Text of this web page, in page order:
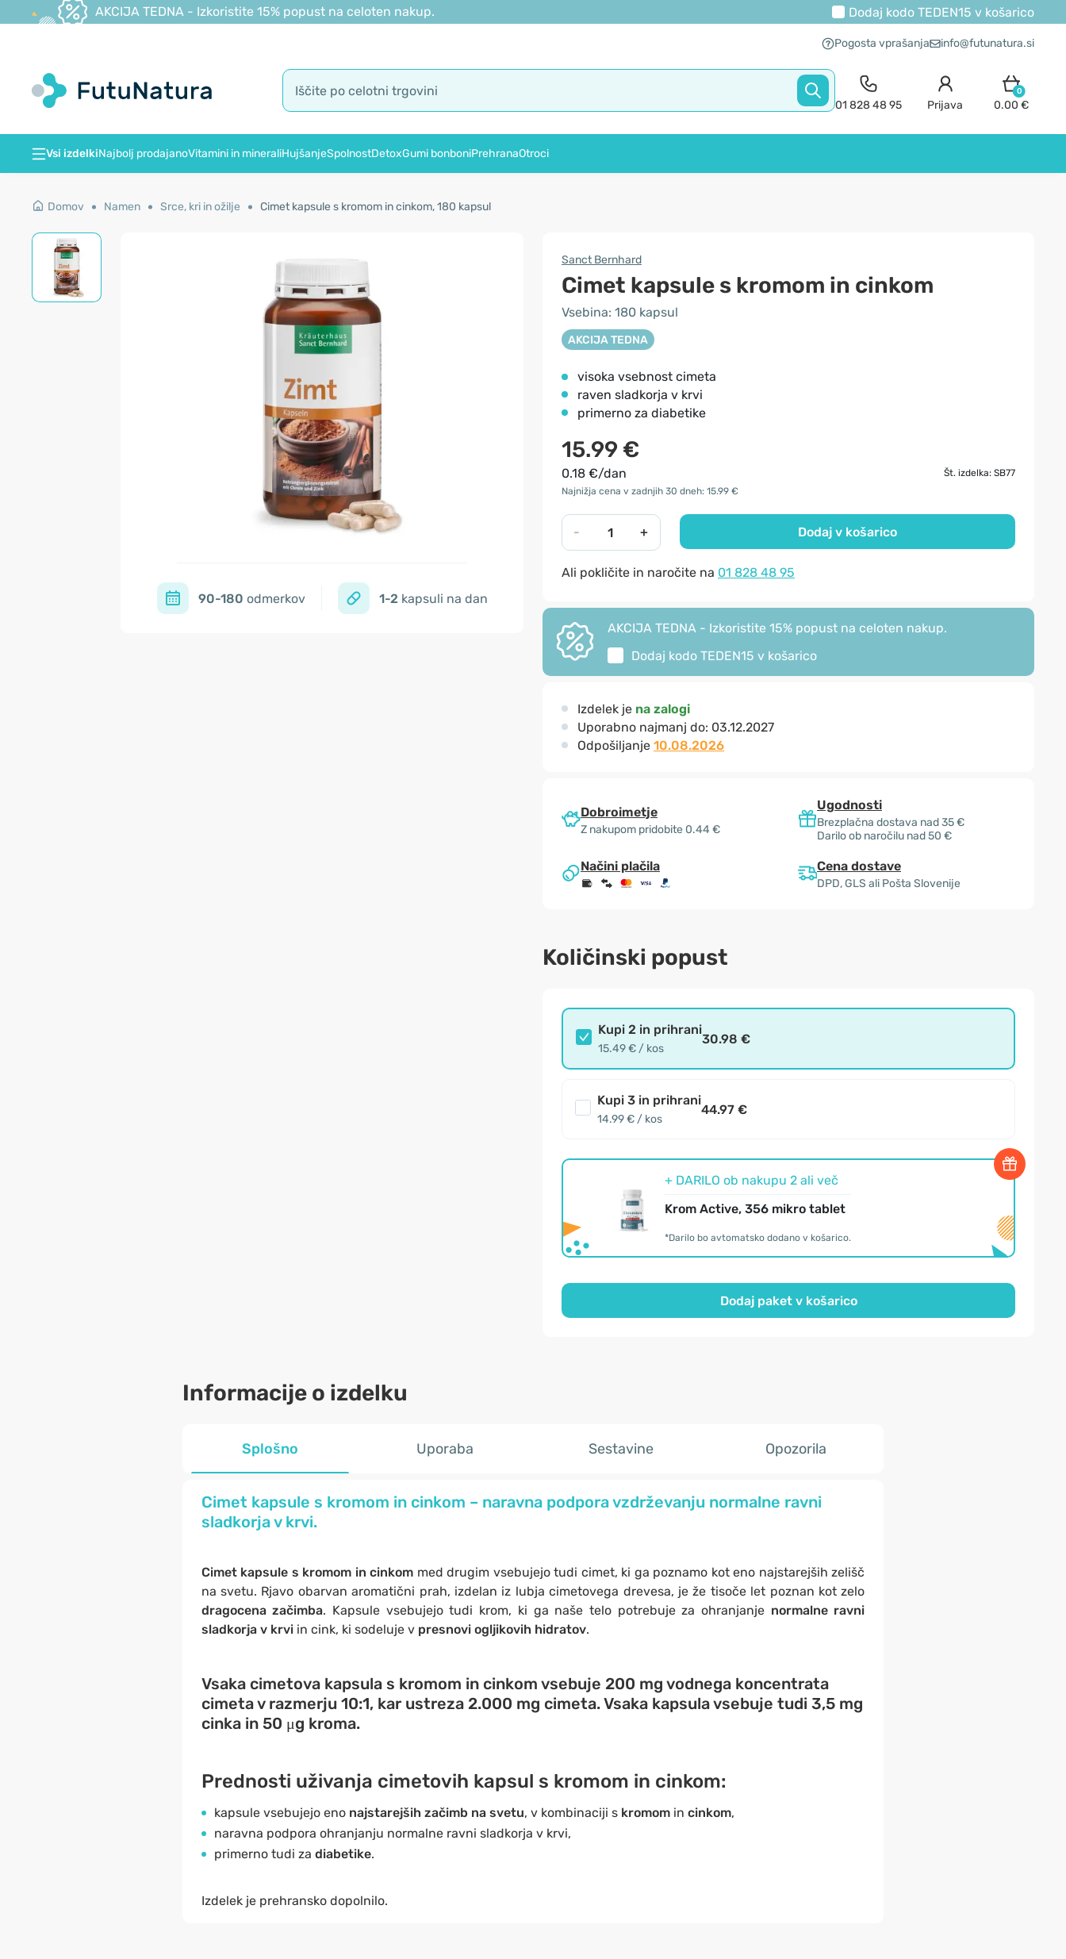
AKCIJA TEDNA - Izkoristite 15% popust na celoten nakup. Dodaj kodo TEDEN15 v košarico
Pogosta vprašanja info@futunatura.si
01 828 48 95 Prijava
0
0.00 €
Vsi izdelkiNajbolj prodajanoVitamini in mineraliHujšanjeSpolnostDetoxGumi bonboniPrehranaOtroci
Domov Namen Srce, kri in ožilje Cimet kapsule s kromom in cinkom, 180 kapsul
90-180 odmerkov 1-2 kapsuli na dan
Sanct Bernhard
Cimet kapsule s kromom in cinkom
Vsebina: 180 kapsul
AKCIJA TEDNA
visoka vsebnost cimeta
raven sladkorja v krvi
primerno za diabetike
15.99 €
0.18 €/dan
Št. izdelka: SB77
Najnižja cena v zadnjih 30 dneh: 15.99 €
- + Dodaj v košarico
Ali pokličite in naročite na 01 828 48 95
AKCIJA TEDNA - Izkoristite 15% popust na celoten nakup.
Dodaj kodo TEDEN15 v košarico
Izdelek je na zalogi
Uporabno najmanj do: 03.12.2027
Odpošiljanje 10.08.2026
Dobroimetje
Z nakupom pridobite 0.44 €
Ugodnosti
Brezplačna dostava nad 35 €
Darilo ob naročilu nad 50 €
Načini plačila Cena dostave
DPD, GLS ali Pošta Slovenije
Količinski popust
Kupi 2 in prihrani
15.49 € / kos
30.98 €
Kupi 3 in prihrani
14.99 € / kos
44.97 €
+ DARILO ob nakupu 2 ali več
Krom Active, 356 mikro tablet
*Darilo bo avtomatsko dodano v košarico.
Dodaj paket v košarico
Informacije o izdelku
Splošno Uporaba Sestavine Opozorila
Cimet kapsule s kromom in cinkom – naravna podpora vzdrževanju normalne ravni
sladkorja v krvi.
Cimet kapsule s kromom in cinkom med drugim vsebujejo tudi cimet, ki ga poznamo kot eno najstarejših zelišč
na svetu. Rjavo obarvan aromatični prah, izdelan iz lubja cimetovega drevesa, je že tisoče let poznan kot zelo
dragocena začimba. Kapsule vsebujejo tudi krom, ki ga naše telo potrebuje za ohranjanje normalne ravni
sladkorja v krviin cink, ki sodeluje v presnovi ogljikovih hidratov.
Vsaka cimetova kapsula s kromom in cinkom vsebuje 200 mg vodnega koncentrata
cimeta v razmerju 10:1, kar ustreza 2.000 mg cimeta. Vsaka kapsula vsebuje tudi 3,5 mg
cinkain 50 μg kroma.
Prednosti uživanja cimetovih kapsul s kromom in cinkom:
kapsule vsebujejo eno najstarejših začimb na svetu, v kombinaciji s kromomin cinkom,
naravna podpora ohranjanju normalne ravni sladkorja v krvi,
primerno tudi za diabetike.
Izdelek je prehransko dopolnilo.